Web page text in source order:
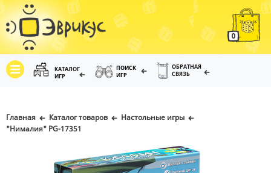
0
КАТАЛОГ
ИГР
ПОИСК
ИГР
ОБРАТНАЯ
СВЯЗЬ
Главная Каталог товаров
Настольные игры
"Нималия" PG-17351